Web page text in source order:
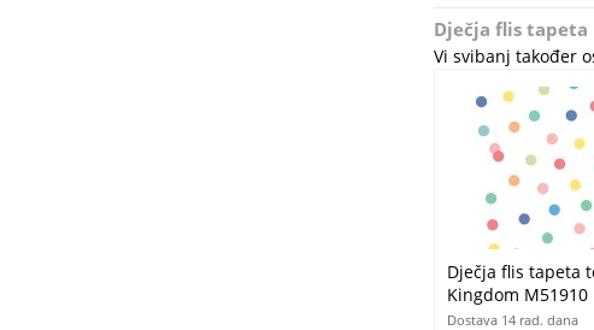
Dječja flis tapeta
Vi svibanj također
Dječja flis tapeta
Kingdom
besplatno
Dostava 14 rad. dana